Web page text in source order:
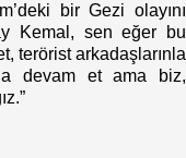
bir Gezi olayını
Kemal, sen eğer bu
terörist arkadaşlarınla
devam et ama biz,